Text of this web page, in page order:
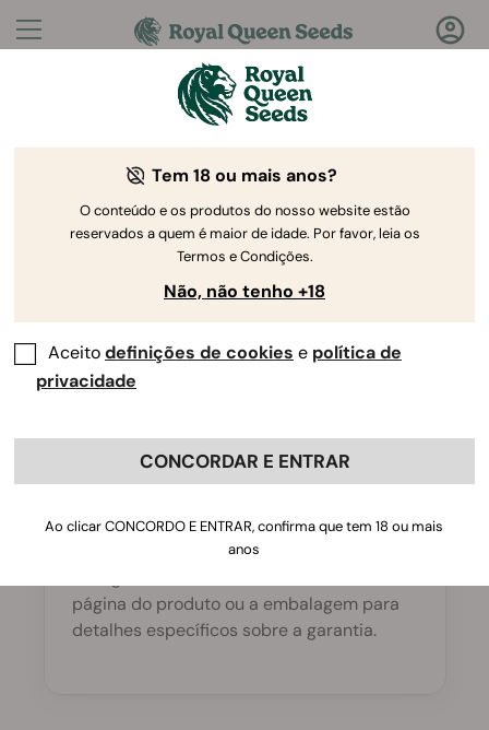
Perguntas?Respostas!
Bem-vindo ao Royal Queen Seeds Help Center
Help Center > Produto e
Cultivo > Vaporizadores
Back
Os vaporizadores da Royal
Queen Seeds são cobertos por
Sim, a maioria dos vaporizadores inclui
página do produto ou a embalagem para
detalhes específicos sobre a garantia.
Tem 18 ou mais anos?
O conteúdo e os produtos do nosso website estão
reservados a quem é maior de idade. Por favor, leia os
Termos e Condições.
Não, não tenho +18
Aceitodefinições de cookies e política de
privacidade
CONCORDAR E ENTRAR
Ao clicar CONCORDO E ENTRAR, confirma que tem 18 ou mais
anos